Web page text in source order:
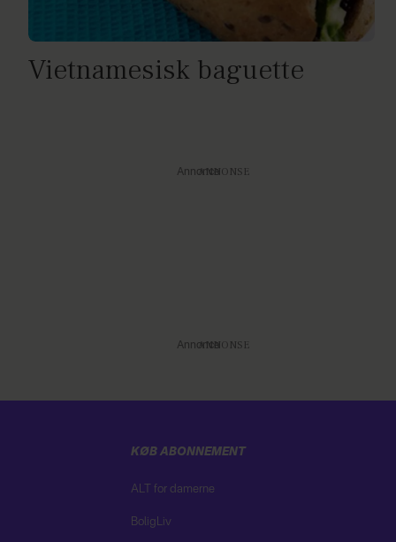
Vietnamesisk baguette
Annonce
Annonce
KØB ABONNEMENT
ALT for damerne
BoligLiv